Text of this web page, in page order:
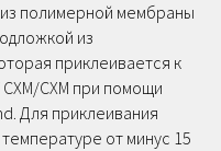
полимерной мембраны
из
приклеивается к
СХМ/СХМ при помощи
Для приклеивания
от минус 15